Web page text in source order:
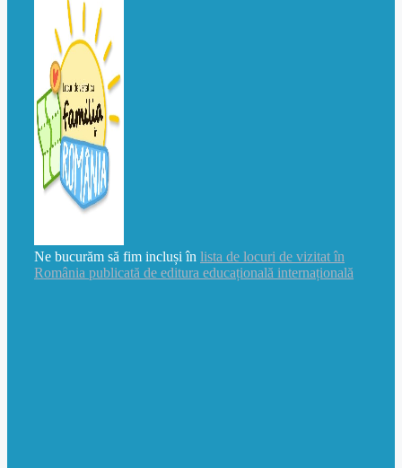
Ne bucurăm să fim incluși în lista de locuri de vizitat în
România publicată de editura educațională internațională